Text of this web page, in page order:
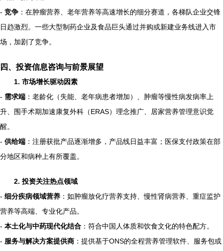
- 竞争 ：在肿瘤营养、老年营养等高速增长的细分赛道，各梯队企业交锋
日趋激烈。一些大型制药企业及食品巨头通过并购或新建业务线进入市
场，加剧了竞争。
四、投资信息咨询与前景展望
1. 市场增长驱动因素
- 需求端 ：老龄化（失能、老年病患者增加）、肿瘤等慢性病发病率上
升、围手术期加速康复外科（ERAS）理念推广、居家营养管理意识觉
醒。
- 供给端 ：注册获批产品逐渐增多，产品线日益丰富；医保支付政策在部
分地区和病种上有所覆盖。
2. 投资关注热点领域
- 细分疾病领域营养 ：如肿瘤放化疗营养支持、慢性肾病营养、重症监护
营养等高端、专业化产品。
- 本土化与中药现代化结合 ：符合中国人体质和饮食文化的特色配方。
- 服务与解决方案提供商 ：提供基于ONS的全程营养管理软件、服务包或